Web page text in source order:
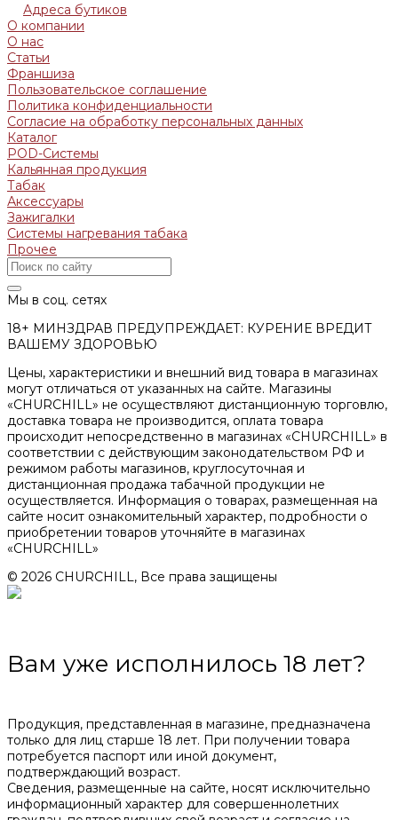
Адреса бутиков
О компании
О нас
Статьи
Франшиза
Пользовательское соглашение
Политика конфиденциальности
Согласие на обработку персональных данных
Каталог
POD-Системы
Кальянная продукция
Табак
Аксессуары
Зажигалки
Системы нагревания табака
Прочее
Мы в соц. сетях
18+ МИНЗДРАВ ПРЕДУПРЕЖДАЕТ: КУРЕНИЕ ВРЕДИТ
ВАШЕМУ ЗДОРОВЬЮ
Цены, характеристики и внешний вид товара в магазинах
могут отличаться от указанных на сайте. Магазины
«CHURCHILL» не осуществляют дистанционную торговлю,
доставка товара не производится, оплата товара
происходит непосредственно в магазинах «CHURCHILL» в
соответствии с действующим законодательством РФ и
режимом работы магазинов, круглосуточная и
дистанционная продажа табачной продукции не
осуществляется. Информация о товарах, размещенная на
сайте носит ознакомительный характер, подробности о
приобретении товаров уточняйте в магазинах
«CHURCHILL»
© 2026 CHURCHILL, Все права защищены
Вам уже исполнилось 18 лет?
Продукция, представленная в магазине, предназначена
только для лиц старше 18 лет. При получении товара
потребуется паспорт или иной документ,
подтверждающий возраст.
Сведения, размещенные на сайте, носят исключительно
информационный характер для совершеннолетних